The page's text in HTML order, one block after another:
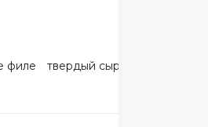
филе твердый сыр